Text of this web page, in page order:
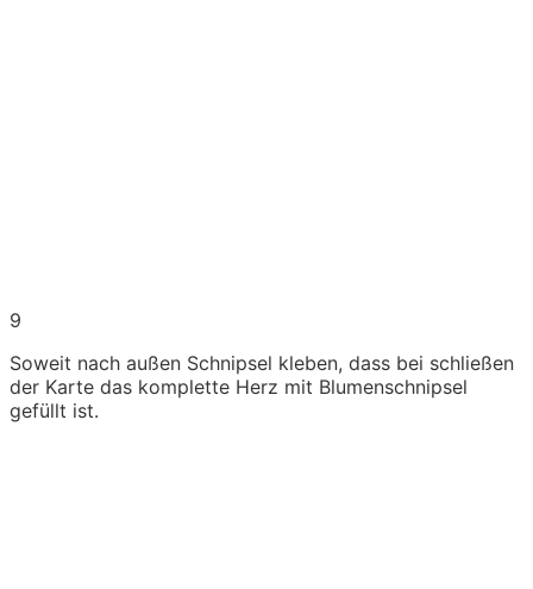
9
Soweit nach außen Schnipsel kleben, dass bei schließen
der Karte das komplette Herz mit Blumenschnipsel
gefüllt ist.